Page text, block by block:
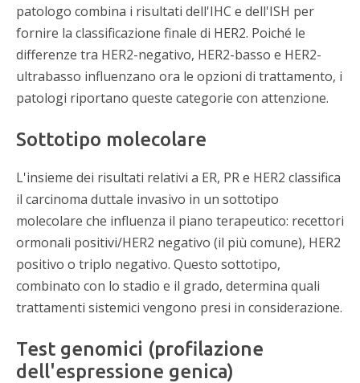
patologo combina i risultati dell'IHC e dell'ISH per
fornire la classificazione finale di HER2. Poiché le
differenze tra HER2-negativo, HER2-basso e HER2-
ultrabasso influenzano ora le opzioni di trattamento, i
patologi riportano queste categorie con attenzione.
Sottotipo molecolare
L'insieme dei risultati relativi a ER, PR e HER2 classifica
il carcinoma duttale invasivo in un sottotipo
molecolare che influenza il piano terapeutico: recettori
ormonali positivi/HER2 negativo (il più comune), HER2
positivo o triplo negativo. Questo sottotipo,
combinato con lo stadio e il grado, determina quali
trattamenti sistemici vengono presi in considerazione.
Test genomici (profilazione
dell'espressione genica)